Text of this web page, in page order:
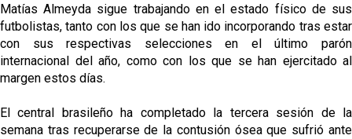
Matías Almeyda sigue trabajando en el estado físico de sus
futbolistas, tanto con los que se han ido incorporando tras estar
con sus respectivas selecciones en el último parón
internacional del año, como con los que se han ejercitado al
margen estos días.
El central brasileño ha completado la tercera sesión de la
semana tras recuperarse de la contusión ósea que sufrió ante